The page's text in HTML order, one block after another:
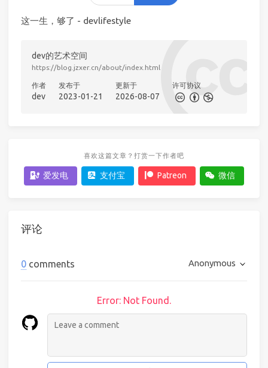
这一生，够了 - devlifestyle
dev的艺术空间
https://blog.jzxer.cn/about/index.html
作者
dev
发布于
2023-01-21
更新于
2026-08-07
许可协议
喜欢这篇文章？打赏一下作者吧
爱发电 支付宝 Patreon 微信
评论
0 comments Anonymous
Error: Not Found.